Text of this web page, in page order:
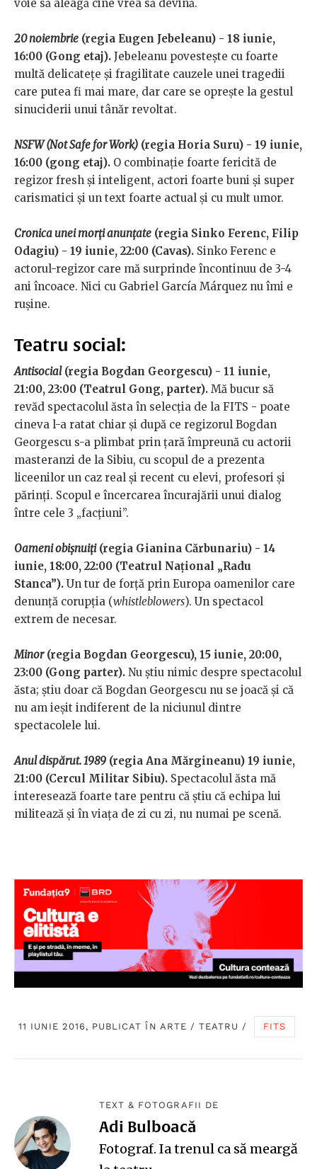
voie să aleagă cine vrea să devină.
20 noiembrie (regia Eugen Jebeleanu) - 18 iunie,
16:00 (Gong etaj). Jebeleanu povestește cu foarte
multă delicatețe și fragilitate cauzele unei tragedii
care putea fi mai mare, dar care se oprește la gestul
sinuciderii unui tânăr revoltat.
NSFW (Not Safe for Work) (regia Horia Suru) - 19 iunie,
16:00 (gong etaj). O combinație foarte fericită de
regizor fresh și inteligent, actori foarte buni și super
carismatici și un text foarte actual și cu mult umor.
Cronica unei morți anunțate (regia Sinko Ferenc, Filip
Odagiu) - 19 iunie, 22:00 (Cavas). Sinko Ferenc e
actorul-regizor care mă surprinde încontinuu de 3-4
ani încoace. Nici cu Gabriel García Márquez nu îmi e
rușine.
Teatru social:
Antisocial (regia Bogdan Georgescu) - 11 iunie,
21:00, 23:00 (Teatrul Gong, parter). Mă bucur să
revăd spectacolul ăsta în selecția de la FITS - poate
cineva l-a ratat chiar și după ce regizorul Bogdan
Georgescu s-a plimbat prin țară împreună cu actorii
masteranzi de la Sibiu, cu scopul de a prezenta
liceenilor un caz real și recent cu elevi, profesori și
părinți. Scopul e încercarea încurajării unui dialog
între cele 3 „facțiuni”.
Oameni obișnuiți(regia Gianina Cărbunariu) - 14
iunie, 18:00, 22:00 (Teatrul Național „Radu
Stanca”). Un tur de forță prin Europa oamenilor care
denunță corupția (whistleblowers). Un spectacol
extrem de necesar.
Minor(regia Bogdan Georgescu), 15 iunie, 20:00,
23:00 (Gong parter). Nu știu nimic despre spectacolul
ăsta; știu doar că Bogdan Georgescu nu se joacă și că
nu am ieșit indiferent de la niciunul dintre
spectacolele lui.
Anul dispărut. 1989 (regia Ana Mărgineanu) 19 iunie,
21:00 (Cercul Militar Sibiu). Spectacolul ăsta mă
interesează foarte tare pentru că știu că echipa lui
militează și în viața de zi cu zi, nu numai pe scenă.
11 IUNIE 2016, PUBLICAT ÎN ARTE / TEATRU / FITS
TEXT & FOTOGRAFII DE
Adi Bulboacă
Fotograf. Ia trenul ca să meargă